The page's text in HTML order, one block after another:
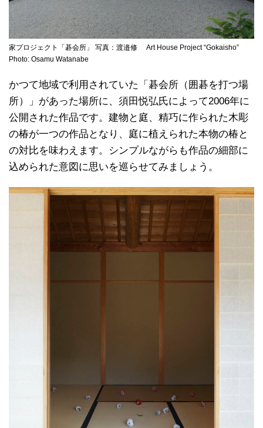
家プロジェクト「碁会所」 写真：渡邉修 Art House Project “Gokaisho”
Photo: Osamu Watanabe
かつて地域で利用されていた「碁会所（囲碁を打つ場
所）」があった場所に、須田悦弘氏によって2006年に
公開された作品です。建物と庭、精巧に作られた木彫
の椿が一つの作品となり、庭に植えられた本物の椿と
の対比を味わえます。シンプルながらも作品の細部に
込められた意図に思いを巡らせてみましょう。